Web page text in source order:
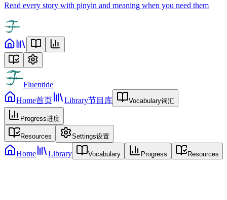
Read every story with pinyin and meaning when you need them
Fluentide
Home首页 Library节目库 Vocabulary词汇
Progress进度
Resources Settings设置
Home Library Vocabulary Progress Resources